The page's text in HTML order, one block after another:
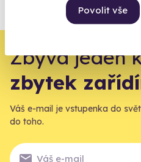
Povolit vše
agentur.
Vše o pojištění
Zbývá jeden
zbytek
Váš e-mail je vstupenka do
do toho.